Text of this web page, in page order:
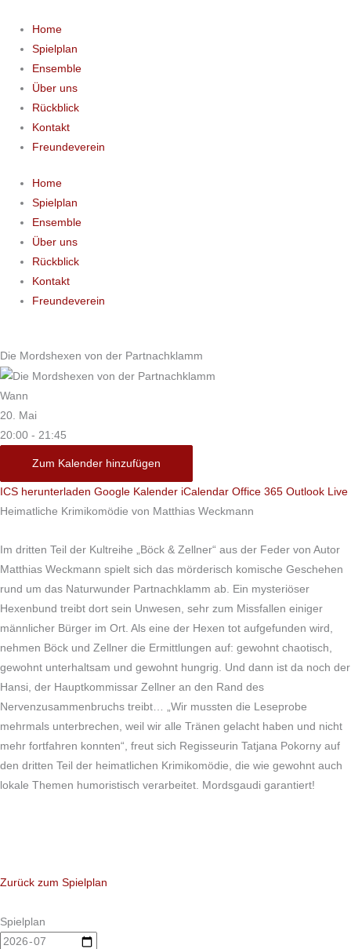
Inhalt
springen
Home
Spielplan
Ensemble
Über uns
Rückblick
Kontakt
Freundeverein
Home
Spielplan
Ensemble
Über uns
Rückblick
Kontakt
Freundeverein
Die Mordshexen von der Partnachklamm
Wann
20. Mai
20:00 - 21:45
Zum Kalender hinzufügen
ICS herunterladen Google Kalender iCalendar Office 365 Outlook Live
Heimatliche Krimikomödie von Matthias Weckmann
Im dritten Teil der Kultreihe „Böck & Zellner“ aus der Feder von Autor
Matthias Weckmann spielt sich das mörderisch komische Geschehen
rund um das Naturwunder Partnachklamm ab. Ein mysteriöser
Hexenbund treibt dort sein Unwesen, sehr zum Missfallen einiger
männlicher Bürger im Ort. Als eine der Hexen tot aufgefunden wird,
nehmen Böck und Zellner die Ermittlungen auf: gewohnt chaotisch,
gewohnt unterhaltsam und gewohnt hungrig. Und dann ist da noch der
Hansi, der Hauptkommissar Zellner an den Rand des
Nervenzusammenbruchs treibt… „Wir mussten die Leseprobe
mehrmals unterbrechen, weil wir alle Tränen gelacht haben und nicht
mehr fortfahren konnten“, freut sich Regisseurin Tatjana Pokorny auf
den dritten Teil der heimatlichen Krimikomödie, die wie gewohnt auch
lokale Themen humoristisch verarbeitet. Mordsgaudi garantiert!
Zurück zum Spielplan
Spielplan